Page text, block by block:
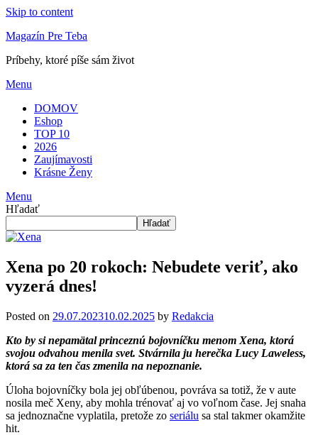
Skip to content
Magazín Pre Teba
Príbehy, ktoré píše sám život
Menu
DOMOV
Eshop
TOP 10
2026
Zaujímavosti
Krásne Ženy
Menu
Hľadať
Hľadať
Xena po 20 rokoch: Nebudete veriť, ako
vyzerá dnes!
Posted on 29.07.202310.02.2025 by Redakcia
Kto by si nepamätal princeznú bojovníčku menom Xena, ktorá
svojou odvahou menila svet. Stvárnila ju herečka Lucy Laweless,
ktorá sa za ten čas zmenila na nepoznanie.
Úloha bojovníčky bola jej obľúbenou, povráva sa totiž, že v aute
nosila meč Xeny, aby mohla trénovať aj vo voľnom čase. Jej snaha
sa jednoznačne vyplatila, pretože zo seriálu sa stal takmer okamžite
hit.